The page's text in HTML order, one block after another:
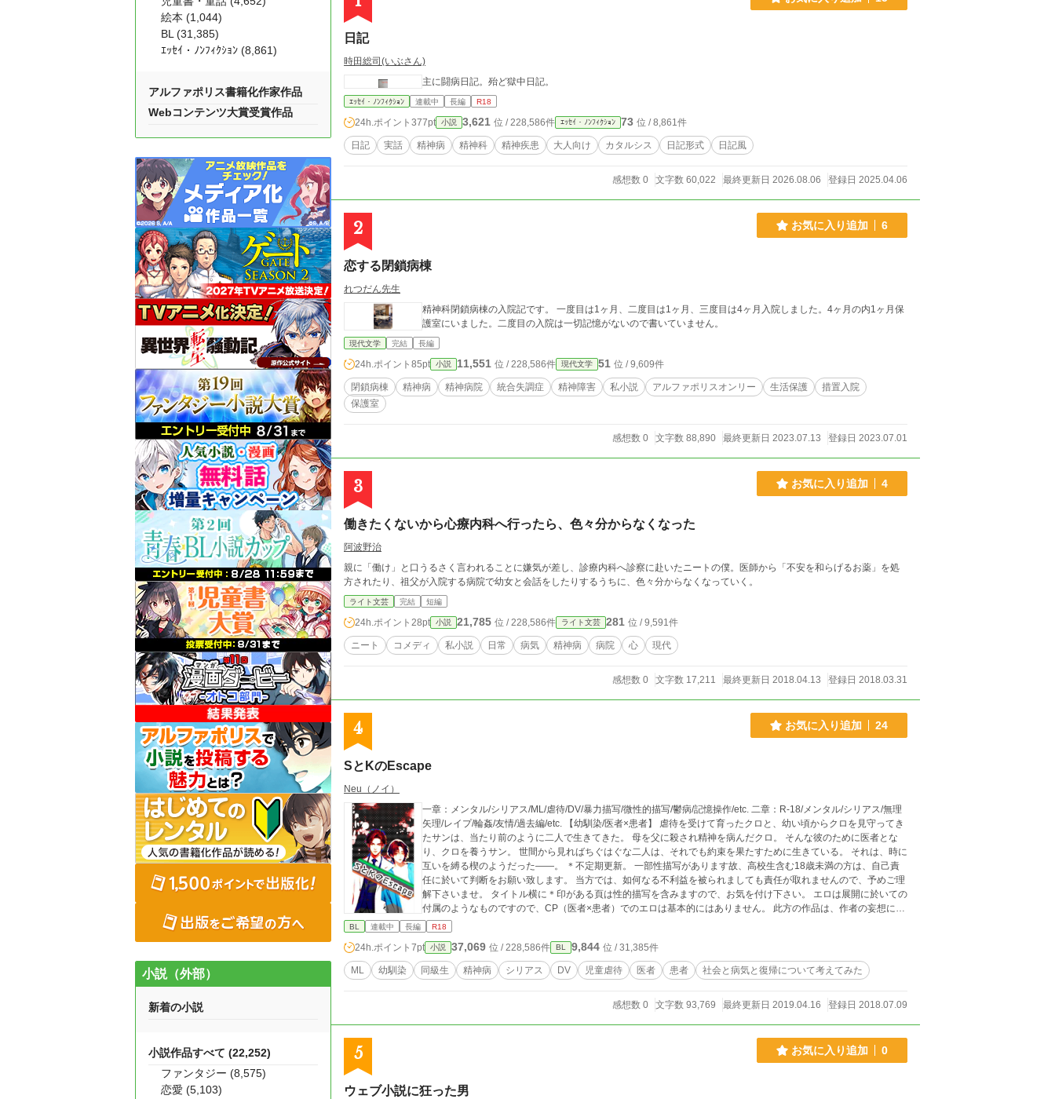
日記
時田総司(いぶさん)
主に闘病日記。殆ど獄中日記。
ｴｯｾｲ・ﾉﾝﾌｨｸｼｮﾝ 連載中 長編 R18
24h.ポイント 377pt 小説 3,621 位 / 228,586件 ｴｯｾｲ・ﾉﾝﾌｨｸｼｮﾝ 73 位 / 8,861件
日記 実話 精神病 精神科 精神疾患 大人向け カタルシス 日記形式 日記風
感想数 0 文字数 60,022 最終更新日 2026.08.06 登録日 2025.04.06
2 お気に入り追加 6
恋する閉鎖病棟
れつだん先生
精神科閉鎖病棟の入院記です。 一度目は1ヶ月、二度目は1ヶ月、三度目は4ヶ月入院しました。4ヶ月の内1ヶ月保
護室にいました。二度目の入院は一切記憶がないので書いていません。
現代文学 完結 長編
24h.ポイント 85pt 小説 11,551 位 / 228,586件 現代文学 51 位 / 9,609件
閉鎖病棟 精神病 精神病院 統合失調症 精神障害 私小説 アルファポリスオンリー 生活保護
措置入院
保護室
感想数 0 文字数 88,890 最終更新日 2023.07.13 登録日 2023.07.01
3 お気に入り追加 4
働きたくないから心療内科へ行ったら、色々分からなくなった
阿波野治
親に「働け」と口うるさく言われることに嫌気が差し、診療内科へ診察に赴いたニートの僕。医師から「不安を和らげるお薬」を処
方されたり、祖父が入院する病院で幼女と会話をしたりするうちに、色々分からなくなっていく。
ライト文芸 完結 短編
24h.ポイント 28pt 小説 21,785 位 / 228,586件 ライト文芸 281 位 / 9,591件
ニート コメディ 私小説 日常 病気 精神病 病院 心 現代
感想数 0 文字数 17,211 最終更新日 2018.04.13 登録日 2018.03.31
4 お気に入り追加 24
SとKのEscape
Neu（ノイ）
一章：メンタル/シリアス/ML/虐待/DV/暴力描写/微性的描写/鬱病/記憶操作/etc. 二章：R-18/メンタル/シリアス/無理
矢理/レイプ/輪姦/友情/過去編/etc. 【幼馴染/医者×患者】 虐待を受けて育ったクロと、幼い頃からクロを見守ってき
たサンは、当たり前のように二人で生きてきた。 母を父に殺され精神を病んだクロ。 そんな彼のために医者とな
り、クロを養うサン。 世間から見ればちぐはぐな二人は、それでも約束を果たすために生きている。 それは、時に
互いを縛る楔のようだった――。 ＊不定期更新。 一部性描写があります故、高校生含む18歳未満の方は、自己責
任に於いて判断をお願い致します。 当方では、如何なる不利益を被られましても責任が取れませんので、予めご理
解下さいませ。 タイトル横に＊印がある頁は性的描写を含みますので、お気を付け下さい。 エロは展開に於いての
付属のようなものですので、CP（医者×患者）でのエロは基本的にはありません。 此方の作品は、作者の妄想によ
るフィクションであり、実際のものとは一切の関係も御座いません。 また、作者は専門家ではありませんので、間
と、個人的には思っています。 作中、精神病について登場人物の様々な見解が出てくるかと思いますが、あくまで
も、それぞれキャラクターの持ち得た感情であったり知識であったりで、それが必ずしも正しい訳ではありませ
ん。 以上のことご理解頂けたらと思います。
BL 連載中 長編 R18
24h.ポイント 7pt 小説 37,069 位 / 228,586件 BL 9,844 位 / 31,385件
ML 幼馴染 同級生 精神病 シリアス DV 児童虐待 医者 患者 社会と病気と復帰について考えてみた
感想数 0 文字数 93,769 最終更新日 2019.04.16 登録日 2018.07.09
5 お気に入り追加 0
ウェブ小説に狂った男
絵本 (1,044)
BL (31,385)
ｴｯｾｲ・ﾉﾝﾌｨｸｼｮﾝ (8,861)
アルファポリス書籍化作家作品
Webコンテンツ大賞受賞作品
小説（外部）
新着の小説
小説作品すべて (22,252)
ファンタジー (8,575)
恋愛 (5,103)